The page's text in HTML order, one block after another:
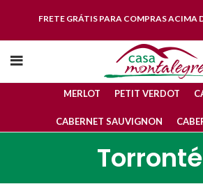
FRETE GRÁTIS PARA COMPRAS ACIMA
MERLOT PETIT VERDOT
CABERNET SAUVIGNON